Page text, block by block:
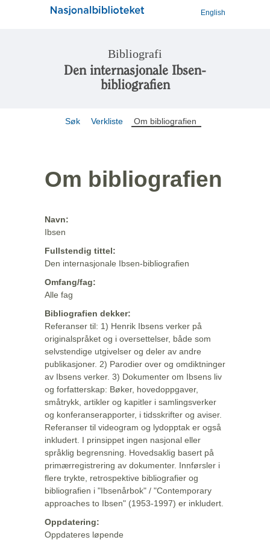
English
Bibliografi
Den internasjonale Ibsen-
bibliografien
Søk Verkliste Om bibliografien
Om bibliografien
Navn:
Ibsen
Fullstendig tittel:
Den internasjonale Ibsen-bibliografien
Omfang/fag:
Alle fag
Bibliografien dekker:
Referanser til: 1) Henrik Ibsens verker på
originalspråket og i oversettelser, både som
selvstendige utgivelser og deler av andre
publikasjoner. 2) Parodier over og omdiktninger
av Ibsens verker. 3) Dokumenter om Ibsens liv
og forfatterskap: Bøker, hovedoppgaver,
småtrykk, artikler og kapitler i samlingsverker
og konferanserapporter, i tidsskrifter og aviser.
Referanser til videogram og lydopptak er også
inkludert. I prinsippet ingen nasjonal eller
språklig begrensning. Hovedsaklig basert på
primærregistrering av dokumenter. Innførsler i
flere trykte, retrospektive bibliografier og
bibliografien i "Ibsenårbok" / "Contemporary
approaches to Ibsen" (1953-1997) er inkludert.
Oppdatering:
Oppdateres løpende